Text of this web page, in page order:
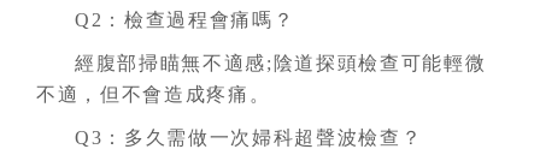
Q2：檢查過程會痛嗎？
經腹部掃瞄無不適感;陰道探頭檢查可能輕微
不適，但不會造成疼痛。
Q3：多久需做一次婦科超聲波檢查？